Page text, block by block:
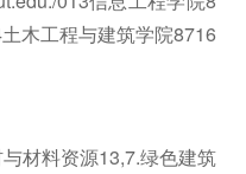
木工程与建筑学院8716
材料资源13,7.绿色建筑